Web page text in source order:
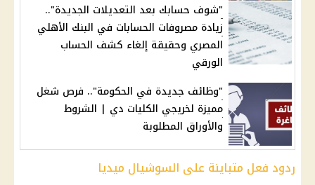
"شوف حسابك بعد التعديلات الجديدة"..
زيادة مصروفات الحسابات في البنك الأهلي
المصري وحقيقة إلغاء كشف الحساب
الورقي
"وظائف جديدة في الحكومة".. فرص شغل
مميزة لخريجي الكليات دي | الشروط
والأوراق المطلوبة
ردود فعل متباينة على السوشيال ميديا